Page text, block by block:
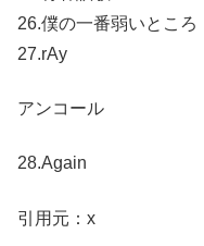
26.僕の一番弱いところ
27.rAy
アンコール
28.Again
引用元：x